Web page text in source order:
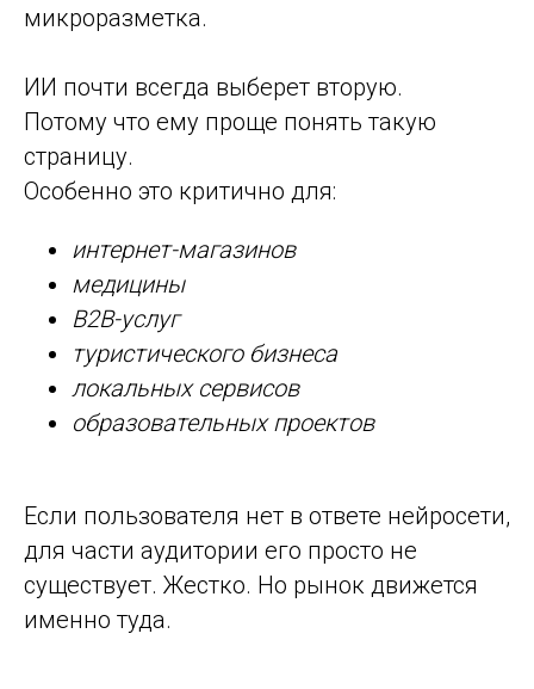
микроразметка.
ИИ почти всегда выберет вторую.
Потому что ему проще понять такую
страницу.
Особенно это критично для:
интернет-магазинов
медицины
B2B-услуг
туристического бизнеса
локальных сервисов
образовательных проектов
Если пользователя нет в ответе нейросети,
для части аудитории его просто не
существует. Жестко. Но рынок движется
именно туда.